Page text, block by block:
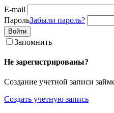
E-mail
ПарольЗабыли пароль?
Войти
Запомнить
Не зарегистрированы?
Создание учетной записи
Создать учетную запись